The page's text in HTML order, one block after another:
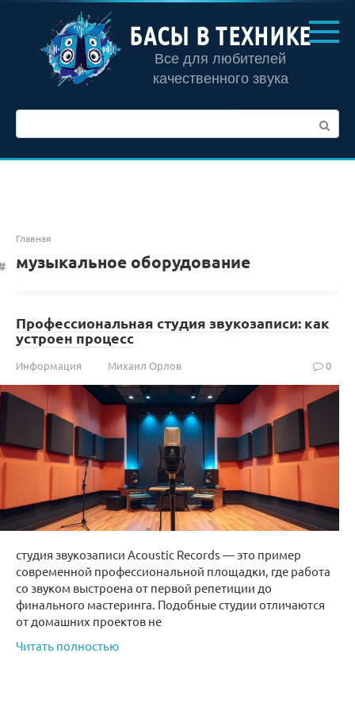
контенту
БАСЫ В ТЕХНИКЕ
Все для любителей
качественного звука
Главная
музыкальное оборудование
Профессиональная студия звукозаписи: как
устроен процесс
Информация Михаил Орлов 0
студия звукозаписи Acoustic Records — это пример
современной профессиональной площадки, где работа
со звуком выстроена от первой репетиции до
финального мастеринга. Подобные студии отличаются
от домашних проектов не
Читать полностью